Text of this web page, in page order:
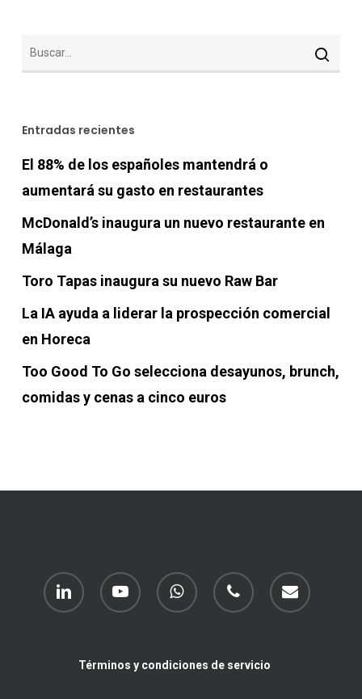
Entradas recientes
El 88% de los españoles mantendrá o
aumentará su gasto en restaurantes
McDonald’s inaugura un nuevo restaurante en
Málaga
Toro Tapas inaugura su nuevo Raw Bar
La IA ayuda a liderar la prospección comercial
en Horeca
Too Good To Go selecciona desayunos, brunch,
comidas y cenas a cinco euros
linkedin youtube whatsapp phone email
Términos y condiciones de servicio